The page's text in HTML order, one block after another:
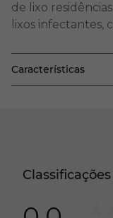
de lixo
lixos infectantes,
Características